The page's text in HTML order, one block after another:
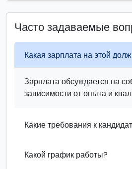
Часто задаваемые
Какая зарплата на этой
Зарплата обсуждается на
зависимости от опыта и
Какие требования к
Какой график работы?